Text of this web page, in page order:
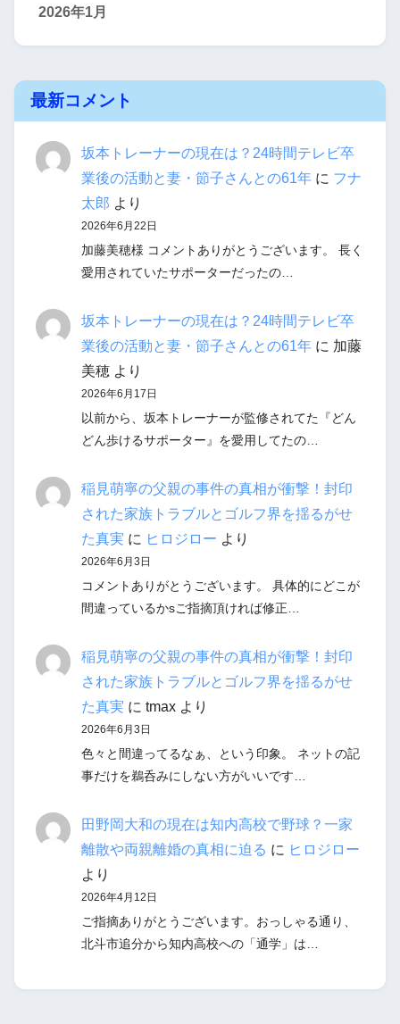
2026年1月
最新コメント
坂本トレーナーの現在は？24時間テレビ卒
業後の活動と妻・節子さんとの61年に フナ
太郎 より
2026年6月22日
加藤美穂様 コメントありがとうございます。 長く
愛用されていたサポーターだったの…
坂本トレーナーの現在は？24時間テレビ卒
業後の活動と妻・節子さんとの61年に 加藤
美穂より
2026年6月17日
以前から、坂本トレーナーが監修されてた『どん
どん歩けるサポーター』を愛用してたの…
稲見萌寧の父親の事件の真相が衝撃！封印
された家族トラブルとゴルフ界を揺るがせ
た真実 に ヒロジロー より
2026年6月3日
コメントありがとうございます。 具体的にどこが
間違っているかsご指摘頂ければ修正…
稲見萌寧の父親の事件の真相が衝撃！封印
された家族トラブルとゴルフ界を揺るがせ
た真実 に tmaxより
2026年6月3日
色々と間違ってるなぁ、という印象。 ネットの記
事だけを鵜呑みにしない方がいいです…
田野岡大和の現在は知内高校で野球？一家
離散や両親離婚の真相に迫る に ヒロジロー
より
2026年4月12日
ご指摘ありがとうございます。おっしゃる通り、
北斗市追分から知内高校への「通学」は…